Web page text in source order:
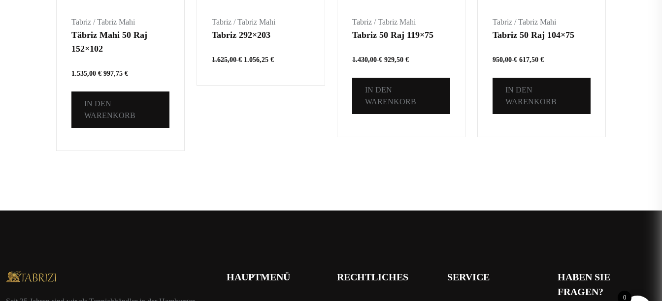
Tabriz / Tabriz Mahi
Täbriz Mahi 50 Raj
152×102
1.535,00€ 997,75 €
IN DEN
WARENKORB
Tabriz / Tabriz Mahi
Tabriz 292×203
1.625,00€ 1.056,25 €
Tabriz / Tabriz Mahi
Tabriz 50 Raj 119×75
1.430,00€ 929,50 €
IN DEN
WARENKORB
Tabriz / Tabriz Mahi
Tabriz 50 Raj 104×75
950,00€ 617,50 €
IN DEN
WARENKORB
HAUPTMENÜ RECHTLICHES SERVICE
HABEN SIE
FRAGEN?
0